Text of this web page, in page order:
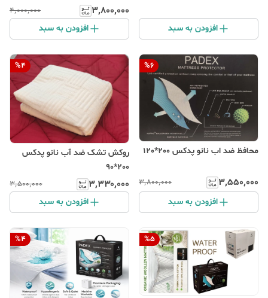
افزودن به سبد
۳٬۸۰۰٬۰۰۰ ۴٬۰۰۰٬۰۰۰
افزودن به سبد
%6
محافظ ضد اب نانو پدکس 200*120
۳٬۵۵۰٬۰۰۰ ۳٬۸۰۰٬۰۰۰
افزودن به سبد
%4
روکش تشک ضد آب نانو پدکس
200*90
۳٬۳۳۰٬۰۰۰ ۳٬۵۰۰٬۰۰۰
افزودن به سبد
%5
%4